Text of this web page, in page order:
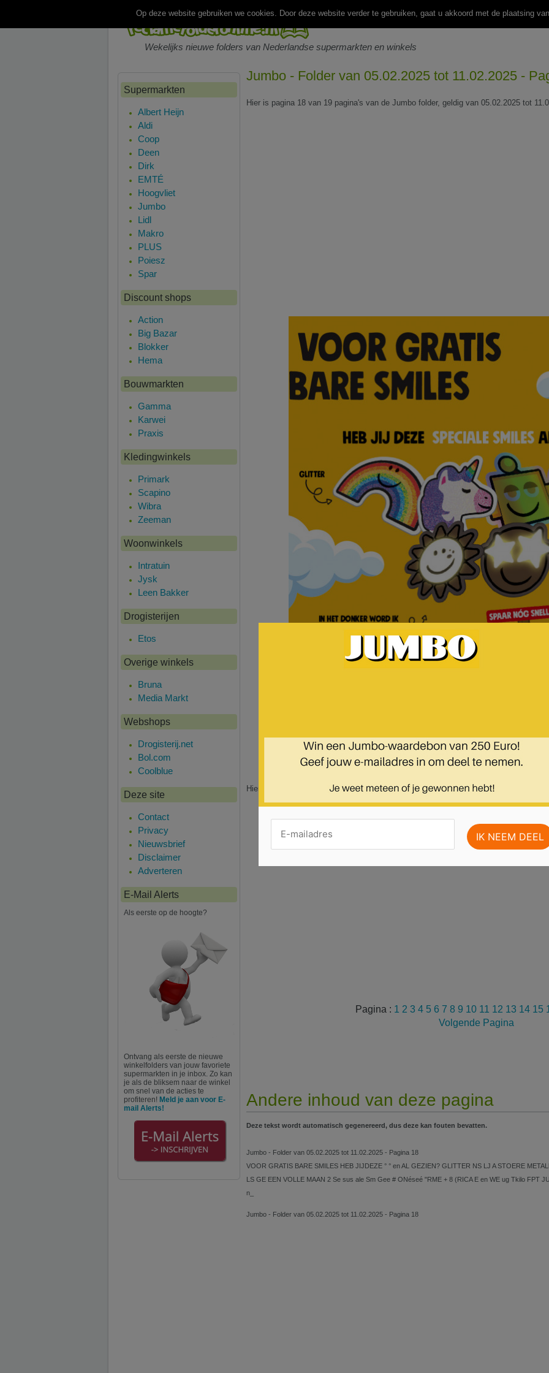
Wekelijks nieuwe folders van Nederlandse supermarkten en winkels
Jumbo - Folder van 05.02.2025 tot 11.02.2025 -
Hier is pagina 18 van 19 pagina's van de Jumbo folder, geldig van 05.02.2025 tot
Hier is pagina 18 van 19 pagina's van de Jumbo folder, geldig van 05.02.2025 tot
Pagina : 1 2 3 4 5 6 7 8 9 10 11 12 13 14 15
Volgende Pagina
Andere inhoud van deze pagina
Deze tekst wordt automatisch gegenereerd, dus deze kan fouten bevatten.
Jumbo - Folder van 05.02.2025 tot 11.02.2025 - Pagina 18
VOOR GRATIS BARE SMILES HEB JIJDEZE ° ° en AL GEZIEN? GLITTER NS LJ A STOERE
LS GE EEN VOLLE MAAN 2 Se sus ale Sm Gee # ONéseé "RME + 8 (RICA E en WE ug Tkilo FPT
n_
Jumbo - Folder van 05.02.2025 tot 11.02.2025 - Pagina 18
Supermarkten
Albert Heijn
Aldi
Coop
Deen
Dirk
EMTÉ
Hoogvliet
Jumbo
Lidl
Makro
PLUS
Poiesz
Spar
Discount shops
Action
Big Bazar
Blokker
Hema
Bouwmarkten
Gamma
Karwei
Praxis
Kledingwinkels
Primark
Scapino
Wibra
Zeeman
Woonwinkels
Intratuin
Jysk
Leen Bakker
Drogisterijen
Etos
Overige winkels
Bruna
Media Markt
Webshops
Drogisterij.net
Bol.com
Coolblue
Deze site
Contact
Privacy
Nieuwsbrief
Disclaimer
Adverteren
E-Mail Alerts
Als eerste op de hoogte?
Ontvang als eerste de nieuwe
winkelfolders van jouw favoriete
supermarkten in je inbox. Zo kan
je als de bliksem naar de winkel
om snel van de acties te
profiteren! Meld je aan voor E-
mail Alerts!
Op deze website gebruiken we cookies. Door deze website verder te gebruiken, gaat u akkoord met de plaatsing